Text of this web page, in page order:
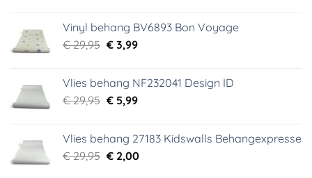
€ 44,95.€ 6,99.
Vinyl behang BV6893 Bon Voyage
€29,95 Oorspronkelijke
€ 29,95.
€3,99Huidige
€ 3,99.
Vlies behang NF232041 Design ID
€29,95 Oorspronkelijke
€ 29,95.
€5,99Huidige
€ 5,99.
Vlies behang 27183 Kidswalls Behangexpresse
€29,95 Oorspronkelijke
€2,00Huidige